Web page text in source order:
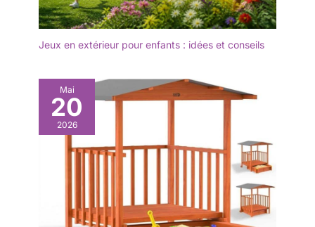
Jeux en extérieur pour enfants : idées et conseils
Mai
20
2026